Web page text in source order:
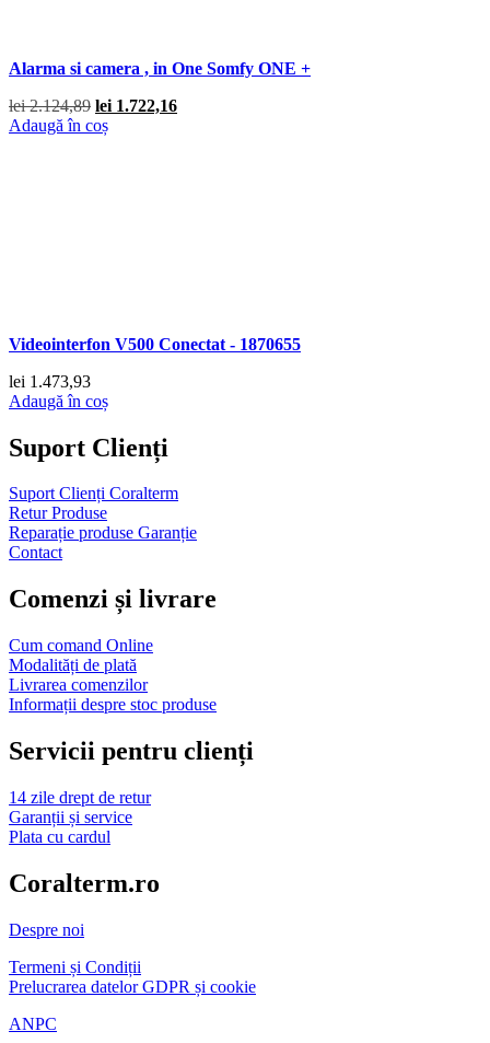
Alarma si camera , in One Somfy ONE +
lei2.124,89 Prețul
inițial
lei 1.722,16Prețul
Adaugă în coș
Videointerfon V500 Conectat - 1870655
lei 1.473,93
Adaugă în coș
Suport Clienți
Suport Clienți Coralterm
Retur Produse
Reparație produse Garanție
Contact
Comenzi și livrare
Cum comand Online
Modalități de plată
Livrarea comenzilor
Informații despre stoc produse
Servicii pentru clienți
14 zile drept de retur
Garanții și service
Plata cu cardul
Coralterm.ro
Despre noi
Termeni și Condiții
Prelucrarea datelor GDPR și cookie
ANPC